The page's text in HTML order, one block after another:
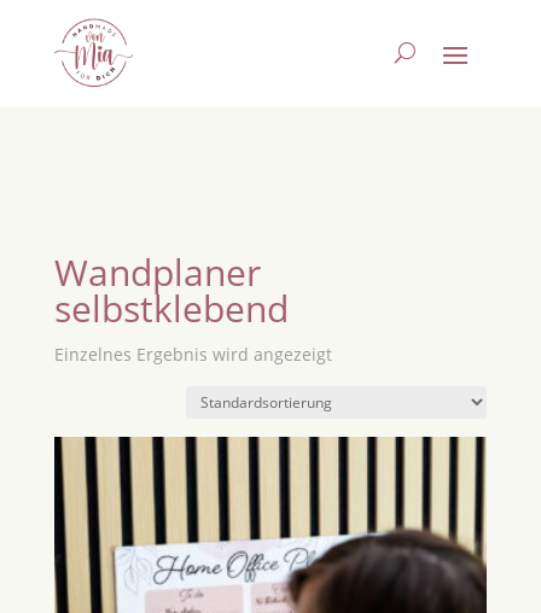
Wandplaner
selbstklebend
Einzelnes Ergebnis wird angezeigt